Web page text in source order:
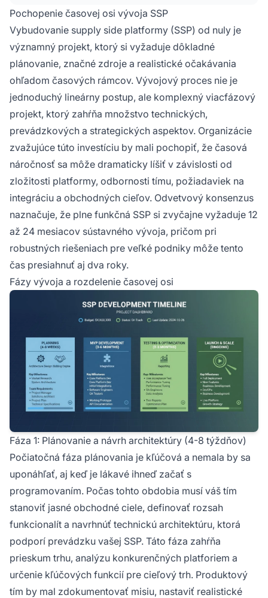
Pochopenie časovej osi vývoja SSP
Vybudovanie supply side platformy (SSP) od nuly je
významný projekt, ktorý si vyžaduje dôkladné
plánovanie, značné zdroje a realistické očakávania
ohľadom časových rámcov. Vývojový proces nie je
jednoduchý lineárny postup, ale komplexný viacfázový
projekt, ktorý zahŕňa množstvo technických,
prevádzkových a strategických aspektov. Organizácie
zvažujúce túto investíciu by mali pochopiť, že časová
náročnosť sa môže dramaticky líšiť v závislosti od
zložitosti platformy, odbornosti tímu, požiadaviek na
integráciu a obchodných cieľov. Odvetvový konsenzus
naznačuje, že plne funkčná SSP si zvyčajne vyžaduje 12
až 24 mesiacov sústavného vývoja, pričom pri
robustných riešeniach pre veľké podniky môže tento
čas presiahnuť aj dva roky.
Fázy vývoja a rozdelenie časovej osi
Fáza 1: Plánovanie a návrh architektúry (4-8 týždňov)
Počiatočná fáza plánovania je kľúčová a nemala by sa
uponáhľať, aj keď je lákavé ihneď začať s
programovaním. Počas tohto obdobia musí váš tím
stanoviť jasné obchodné ciele, definovať rozsah
funkcionalít a navrhnúť technickú architektúru, ktorá
podporí prevádzku vašej SSP. Táto fáza zahŕňa
prieskum trhu, analýzu konkurenčných platforiem a
určenie kľúčových funkcií pre cieľový trh. Produktový
tím by mal zdokumentovať misiu, nastaviť realistické